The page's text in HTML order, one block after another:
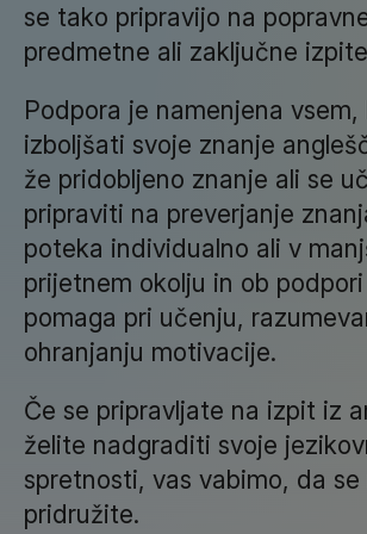
se tako pripravijo na
predmetne ali zaključne
Podpora je namenjena vsem,
izboljšati svoje znanje
že pridobljeno znanje ali se
pripraviti na preverjanje
poteka individualno ali v
prijetnem okolju in ob
pomaga pri učenju,
ohranjanju motivacije.
Če se pripravljate na izpit iz
želite nadgraditi svoje
spretnosti, vas vabimo, da se
pridružite.